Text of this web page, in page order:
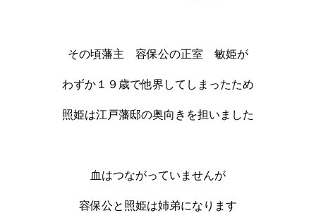
その頃藩主 容保公の正室 敏姫が
わずか１９歳で他界してしまったため
照姫は江戸藩邸の奥向きを担いました
血はつながっていませんが
容保公と照姫は姉弟になります